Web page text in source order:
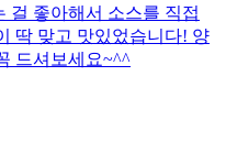
걸 좋아해서 소스를 직접
딱 맞고 맛있었습니다! 양
드셔보세요~^^